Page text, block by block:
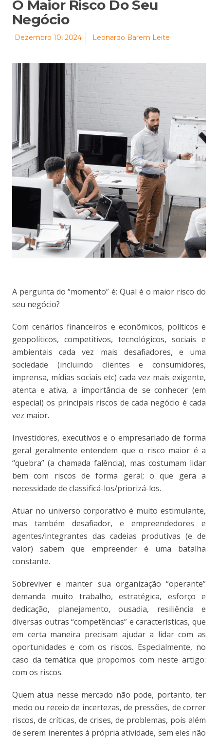
O Maior Risco Do Seu
Negócio
Dezembro 10, 2024 Leonardo Barem Leite
A pergunta do “momento” é: Qual é o maior risco do
seu negócio?
Com cenários financeiros e econômicos, políticos e
geopolíticos, competitivos, tecnológicos, sociais e
ambientais cada vez mais desafiadores, e uma
sociedade (incluindo clientes e consumidores,
imprensa, mídias sociais etc) cada vez mais exigente,
atenta e ativa, a importância de se conhecer (em
especial) os principais riscos de cada negócio é cada
vez maior.
Investidores, executivos e o empresariado de forma
geral geralmente entendem que o risco maior é a
“quebra” (a chamada falência), mas costumam lidar
bem com riscos de forma geral; o que gera a
necessidade de classificá-los/priorizá-los.
Atuar no universo corporativo é muito estimulante,
mas também desafiador, e empreendedores e
agentes/integrantes das cadeias produtivas (e de
valor) sabem que empreender é uma batalha
constante.
Sobreviver e manter sua organização “operante”
demanda muito trabalho, estratégica, esforço e
dedicação, planejamento, ousadia, resiliência e
diversas outras “competências” e características, que
em certa maneira precisam ajudar a lidar com as
oportunidades e com os riscos. Especialmente, no
caso da temática que propomos com neste artigo:
com os riscos.
Quem atua nesse mercado não pode, portanto, ter
medo ou receio de incertezas, de pressões, de correr
riscos, de críticas, de crises, de problemas, pois além
de serem inerentes à própria atividade, sem eles não